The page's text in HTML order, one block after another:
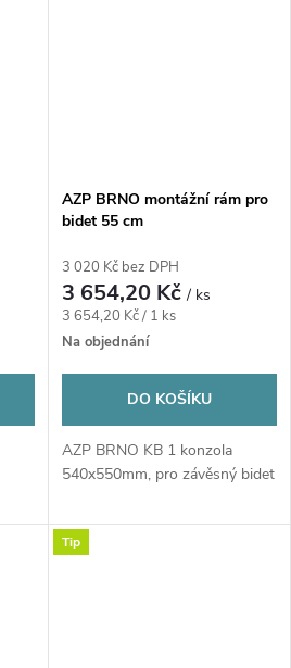
AZP BRNO montážní rám pro
bidet 55 cm
3 020 Kč bez DPH
3 654,20 Kč/ ks
Měrná
cena:
3 654,20 Kč / 1 ks
Na objednání
DO KOŠÍKU
AZP BRNO KB 1 konzola
540x550mm, pro závěsný bidet
Tip